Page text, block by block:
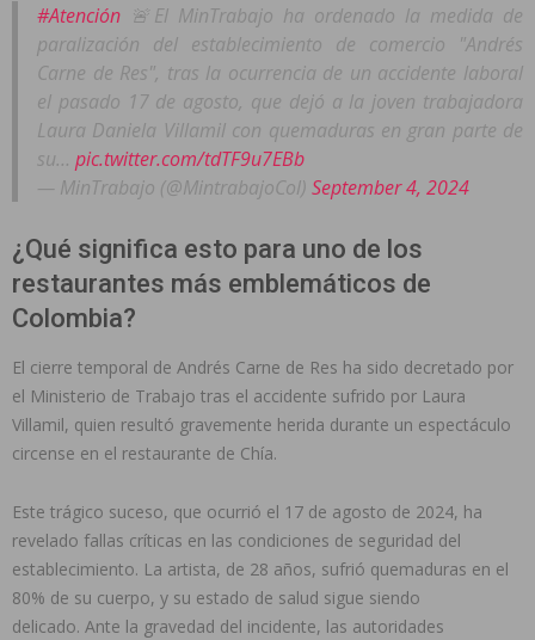
#Atención 🚨El MinTrabajo ha ordenado la medida de
paralización del establecimiento de comercio "Andrés
Carne de Res", tras la ocurrencia de un accidente laboral
el pasado 17 de agosto, que dejó a la joven trabajadora
Laura Daniela Villamil con quemaduras en gran parte de
su… pic.twitter.com/tdTF9u7EBb
— MinTrabajo (@MintrabajoCol) September 4, 2024
¿Qué significa esto para uno de los
restaurantes más emblemáticos de
Colombia?
El cierre temporal de Andrés Carne de Res ha sido decretado por
el Ministerio de Trabajo tras el accidente sufrido por Laura
Villamil, quien resultó gravemente herida durante un espectáculo
circense en el restaurante de Chía.
Este trágico suceso, que ocurrió el 17 de agosto de 2024, ha
revelado fallas críticas en las condiciones de seguridad del
establecimiento. La artista, de 28 años, sufrió quemaduras en el
80% de su cuerpo, y su estado de salud sigue siendo
delicado. Ante la gravedad del incidente, las autoridades